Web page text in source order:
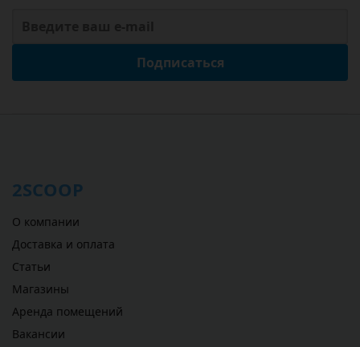
Подписаться
2SCOOP
О компании
Доставка и оплата
Статьи
Магазины
Аренда помещений
Вакансии